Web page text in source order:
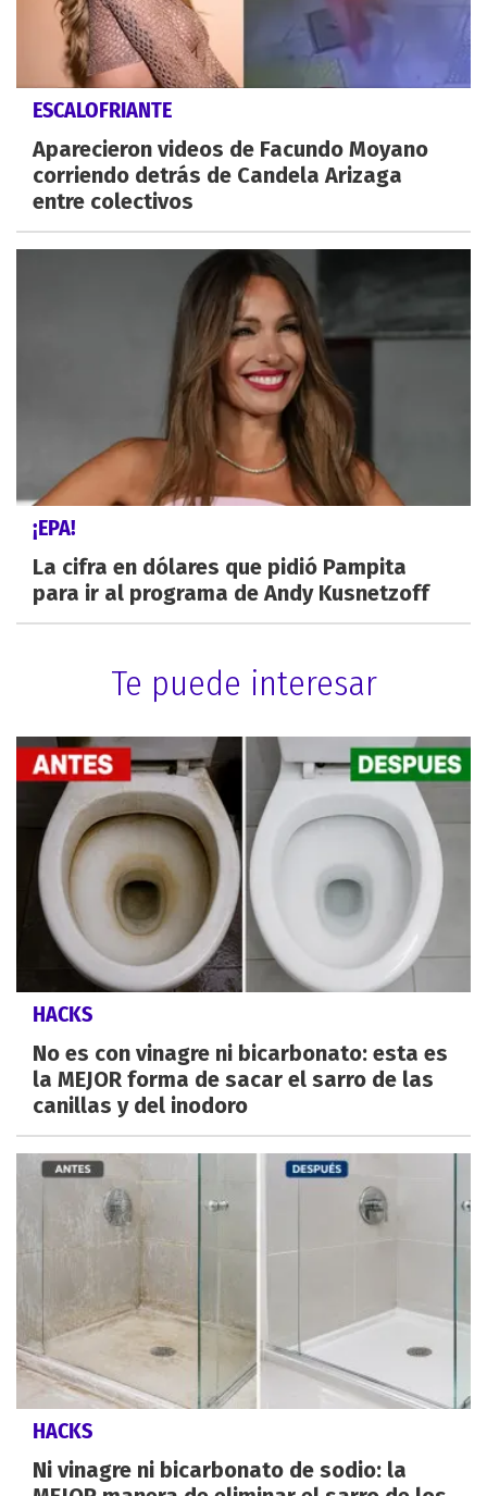
ESCALOFRIANTE
Aparecieron videos de Facundo Moyano
corriendo detrás de Candela Arizaga
entre colectivos
¡EPA!
La cifra en dólares que pidió Pampita
para ir al programa de Andy Kusnetzoff
Te puede interesar
HACKS
No es con vinagre ni bicarbonato: esta es
la MEJOR forma de sacar el sarro de las
canillas y del inodoro
HACKS
Ni vinagre ni bicarbonato de sodio: la